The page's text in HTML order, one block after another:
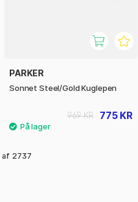
PARKER
Sonnet Steel/Gold Kuglepen
775 KR
969 KR
af 2737